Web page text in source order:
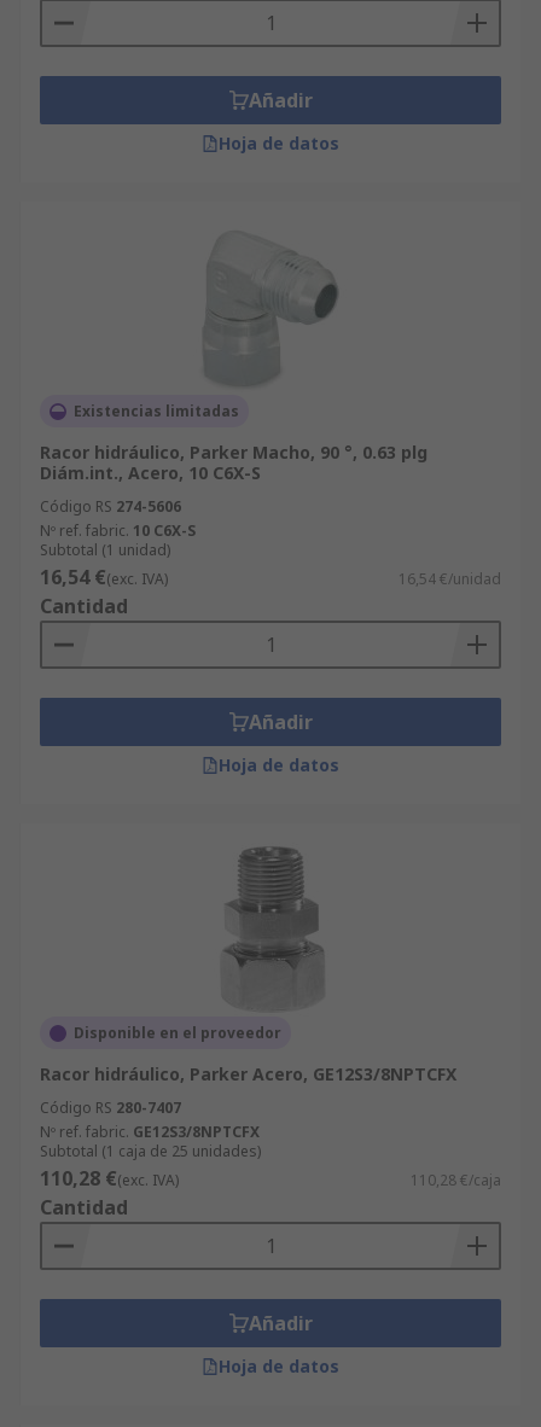
Añadir
Hoja de datos
Existencias limitadas
Racor hidráulico, Parker Macho, 90 °, 0.63 plg
Diám.int., Acero, 10 C6X-S
Código RS 274-5606
Nº ref. fabric. 10 C6X-S
Subtotal (1 unidad)
16,54 €(exc. IVA) 16,54 €/unidad
Cantidad
Añadir
Hoja de datos
Disponible en el proveedor
Racor hidráulico, Parker Acero, GE12S3/8NPTCFX
Código RS 280-7407
Nº ref. fabric. GE12S3/8NPTCFX
Subtotal (1 caja de 25 unidades)
110,28 €(exc. IVA) 110,28 €/caja
Cantidad
Añadir
Hoja de datos